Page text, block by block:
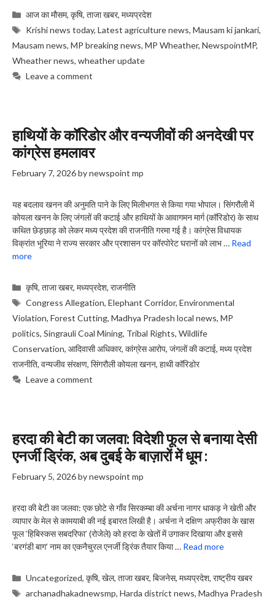
Categories
आज का मौसम,कृषि,ताजा खबर,मध्यप्रदेश
Tags
Krishi news today,Latest agriculture news,Mausam ki jankari,
Mausam news, MP breaking news, MP Wheather, NewspointMP,
Wheather news, wheather update
Leave a comment
हाथियों के कॉरिडोर और वन्यजीवों की अनदेखी पर
कांग्रेस हमलावर
February 7, 2026bynewspoint mp
यह बदलाव खनन की अनुमति पाने के लिए मिलीभगत से किया गया भोपाल। सिंगरौली में
कोयला खनन के लिए जंगलों की कटाई और हाथियों के आवागमन मार्ग (कॉरिडोर) के साथ
कथित छेड़छाड़ को लेकर मध्य प्रदेश की राजनीति गरमा गई है। कांग्रेस विधायक
विक्रांत भूरिया ने राज्य सरकार और प्रशासन पर कॉरपोरेट घरानों को लाभ … Read
more
Categories
कृषि,ताजा खबर,मध्यप्रदेश,राजनीति
Tags
Congress Allegation,Elephant Corridor,Environmental
Violation, Forest Cutting, Madhya Pradesh local news, MP
politics, Singrauli Coal Mining, Tribal Rights, Wildlife
Conservation, आदिवासी अधिकार, कांग्रेस आरोप, जंगलों की कटाई, मध्य प्रदेश
राजनीति, वन्यजीव संरक्षण, सिंगरौली कोयला खनन, हाथी कॉरिडोर
Leave a comment
हरदा की बेटी का जलवा: विदेशी फूल से बनाया देसी
एनर्जी ड्रिंक, अब दुबई के बाज़ारों में धूम :
February 5, 2026bynewspoint mp
हरदा की बेटी का जलवा: एक छोटे से गाँव सिरकम्बा की अर्चना नागर धाकड़ ने खेती और
व्यापार के मेल से कामयाबी की नई इबारत लिखी है। अर्चना ने दक्षिण अफ्रीका के खास
फूल ‘हिबिस्कस सबदरिफा’ (रोजेले) को हरदा के खेतों में उगाकर दिखाया और इससे
‘बरगंडी बाग’ नाम का एकनैचुरल एनर्जी ड्रिंक तैयार किया … Read more
Categories
Uncategorized,कृषि,खेल,ताजा खबर,बिजनेस,मध्यप्रदेश,राष्ट्रीय खबर
Tags
archanadhakadnewsmp,Harda district news,Madhya Pradesh